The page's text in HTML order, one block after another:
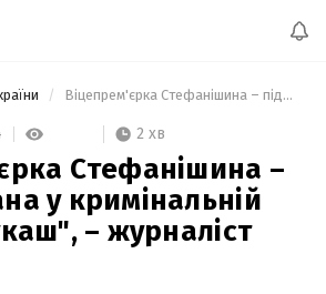
Віцепрем'єрка Стефанішина – підозрювана у кримінальній "справі Лукаш", – журналіст BihusInfo
2 хв
Стефанішина –
у кримінальній
– журналіст